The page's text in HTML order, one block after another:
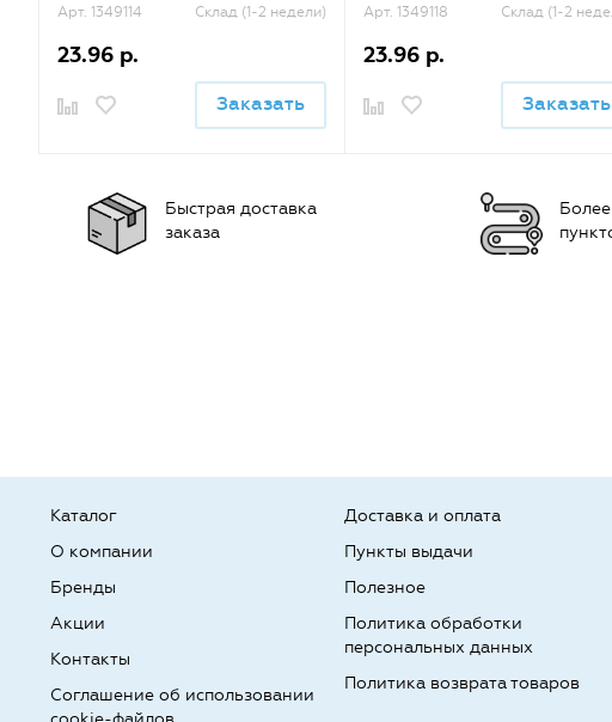
Арт. 1349114 Склад (1-2 недели)
23.96 р.
Заказать
Арт. 1349118 Склад (1-2
23.96 р.
Заказать
Быстрая доставка
заказа
Каталог
О компании
Бренды
Доставка и оплата
Пункты выдачи
Полезное
Акции
Контакты
Соглашение об использовании
Политика обработки
персональных данных
Политика возврата товаров